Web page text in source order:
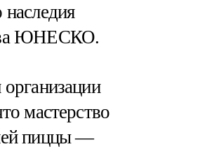
наследия
ЮНЕСКО.
мастерство
пиццы —